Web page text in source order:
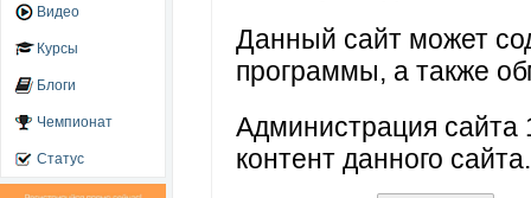
Видео
Курсы
Блоги
Чемпионат
Статус
Данный сайт может
программы, а также
Администрация сайта
контент данного сайта.